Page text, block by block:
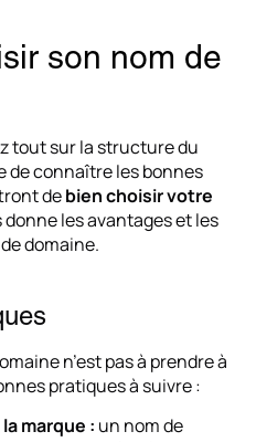
son nom de
tout sur la structure du
de connaître les bonnes
debien choisir votre
donne les avantages et les
domaine.
n’est pas à prendre à
pratiques à suivre :
marque : un nom de